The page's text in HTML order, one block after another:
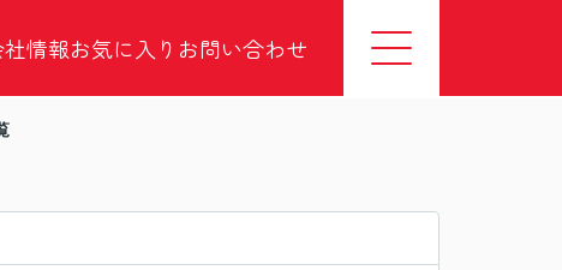
情報お気に入り お問い合わせ